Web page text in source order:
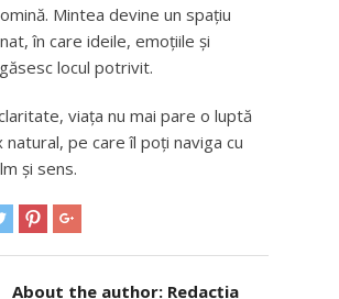
Mintea devine un spațiu
în care ideile, emoțiile și
locul potrivit.
viața nu mai pare o luptă
pe care îl poți naviga cu
și sens.
About the author: Redacția